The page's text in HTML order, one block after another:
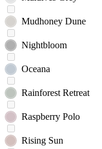
Mudhoney Dune
Nightbloom
Oceana
Rainforest Retreat
Raspberry Polo
Rising Sun